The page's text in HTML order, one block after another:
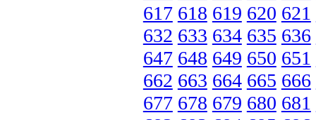
617 618 619 620 621
632 633 634 635 636
647 648 649 650 651
662 663 664 665 666
677 678 679 680 681